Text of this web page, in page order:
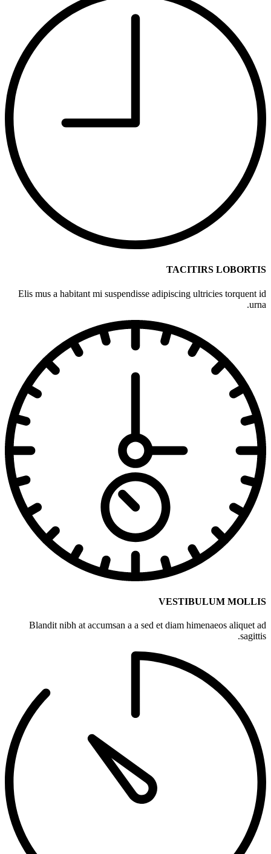
TACITIRS LOBORTIS
Elis mus a habitant mi suspendisse adipiscing ultricies torquent id
urna.
VESTIBULUM MOLLIS
Blandit nibh at accumsan a a sed et diam himenaeos aliquet ad
sagittis.